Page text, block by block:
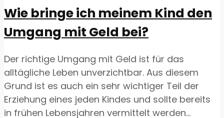
Wie bringe ich meinem Kind den
Umgang mit Geld bei?
Der richtige Umgang mit Geld ist für das
alltägliche Leben unverzichtbar. Aus diesem
Grund ist es auch ein sehr wichtiger Teil der
Erziehung eines jeden Kindes und sollte bereits
in frühen Lebensjahren vermittelt werden...